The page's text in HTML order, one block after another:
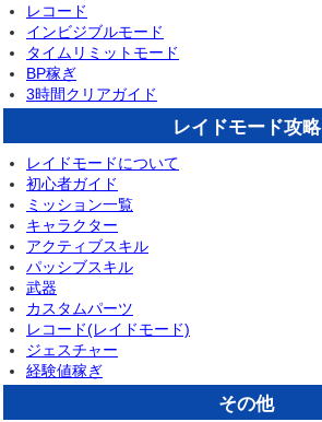
レコード
インビジブルモード
タイムリミットモード
BP稼ぎ
3時間クリアガイド
レイドモード攻略
レイドモードについて
初心者ガイド
ミッション一覧
キャラクター
アクティブスキル
パッシブスキル
武器
カスタムパーツ
レコード(レイドモード)
ジェスチャー
経験値稼ぎ
その他